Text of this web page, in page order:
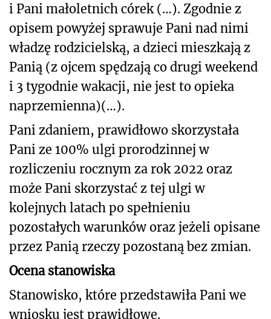
i Pani małoletnich córek (…). Zgodnie z
opisem powyżej sprawuje Pani nad nimi
władzę rodzicielską, a dzieci mieszkają z
Panią (z ojcem spędzają co drugi weekend
i 3 tygodnie wakacji, nie jest to opieka
naprzemienna)(…).
Pani zdaniem, prawidłowo skorzystała
Pani ze 100% ulgi prorodzinnej w
rozliczeniu rocznym za rok 2022 oraz
może Pani skorzystać z tej ulgi w
kolejnych latach po spełnieniu
pozostałych warunków oraz jeżeli opisane
przez Panią rzeczy pozostaną bez zmian.
Ocena stanowiska
Stanowisko, które przedstawiła Pani we
wniosku jest prawidłowe.